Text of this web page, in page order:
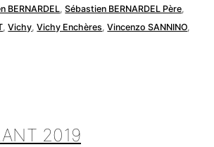
BERNARDEL ,Sébastien BERNARDEL Père
,Vichy ,Vichy Enchères ,Vincenzo SANNINO
2019